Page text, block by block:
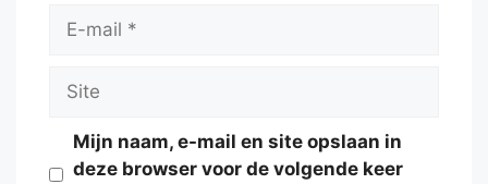
Site
Mijn naam, e-mail en site opslaan in
deze browser voor de volgende keer